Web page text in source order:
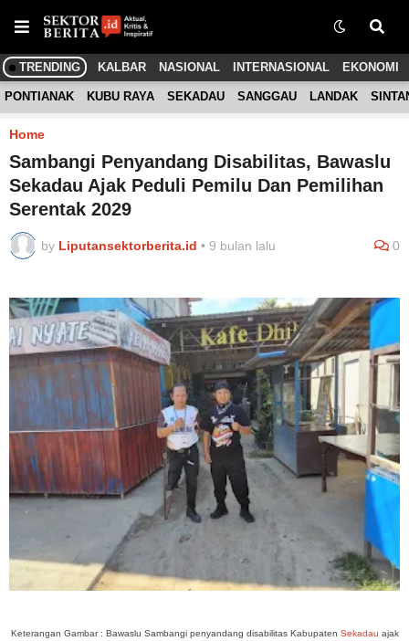
TRENDING KALBAR NASIONAL INTERNASIONAL EKONOMI
PONTIANAK KUBU RAYA SEKADAU SANGGAU LANDAK
Home
Sambangi Penyandang Disabilitas, Bawaslu
Sekadau Ajak Peduli Pemilu Dan Pemilihan
Serentak 2029
by Liputansektorberita.id • 9 bulan lalu 0
Keterangan Gambar : Bawaslu Sambangi penyandang disabilitas Kabupaten Sekadau ajak